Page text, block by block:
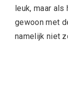
leuk, maar
gewoon met
namelijk niet